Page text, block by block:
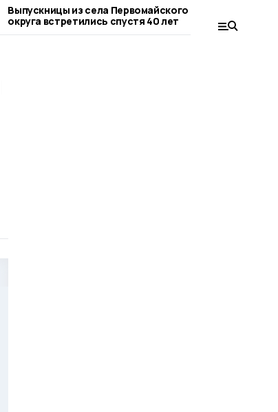
Выпускницы из села Первомайского
округа встретились спустя 40 лет